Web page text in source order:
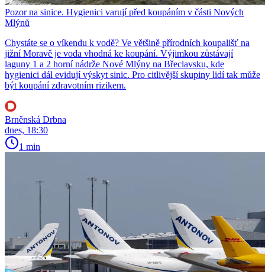
Pozor na sinice. Hygienici varují před koupáním v části Nových
Mlýnů
Chystáte se o víkendu k vodě? Ve většině přírodních koupališť na
jižní Moravě je voda vhodná ke koupání. Výjimkou zůstávají
laguny 1 a 2 horní nádrže Nové Mlýny na Břeclavsku, kde
hygienici dál evidují výskyt sinic. Pro citlivější skupiny lidí tak může
být koupání zdravotním rizikem.
Brněnská Drbna
dnes, 18:30
1 min